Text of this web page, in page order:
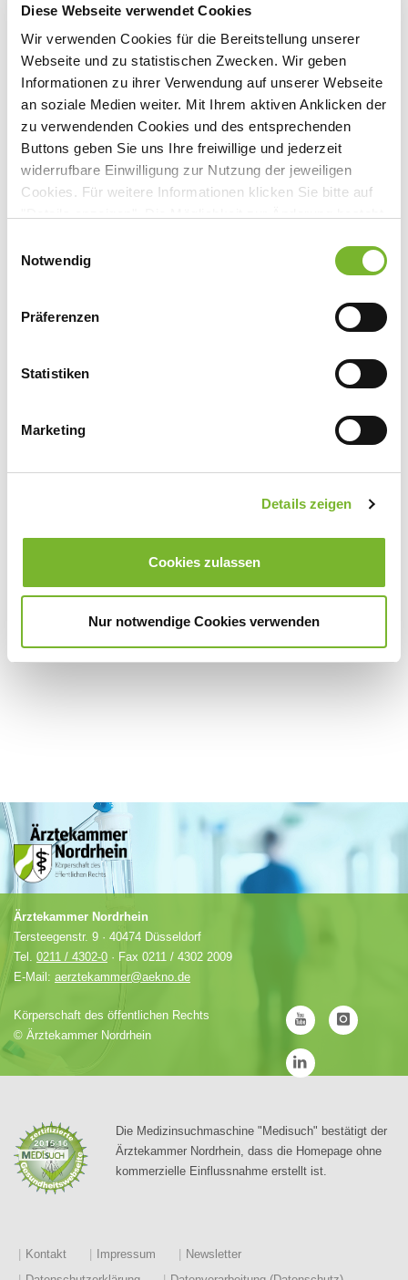
Diese Webseite verwendet Cookies
Wir verwenden Cookies für die Bereitstellung unserer
Webseite und zu statistischen Zwecken. Wir geben
Informationen zu ihrer Verwendung auf unserer Webseite
an soziale Medien weiter. Mit Ihrem aktiven Anklicken der
zu verwendenden Cookies und des entsprechenden
Buttons geben Sie uns Ihre freiwillige und jederzeit
widerrufbare Einwilligung zur Nutzung der jeweiligen
Cookies. Für weitere Informationen klicken Sie bitte auf
Datenschutzerklärung
Notwendig
Präferenzen
Statistiken
Marketing
Details zeigen
Cookies zulassen
Nur notwendige Cookies verwenden
von 36,00 - 499,00 Euro
https://www.SpringerMedizin.de
Europaplatz 3, 69115 Heidelberg
Springer Medizin Verlag GmbH
69115 Heidelberg
Mail:kundenservice@springermedizin.de
Für weitere Informationen wenden Sie sich bitte direkt an den jeweiligen
Ärztekammer Nordrhein
Tersteegenstr. 9 · 40474 Düsseldorf
Tel. 0211 / 4302-0 · Fax 0211 / 4302 2009
E-Mail: aerztekammer@aekno.de
Körperschaft des öffentlichen Rechts
© Ärztekammer Nordrhein
Die Medizinsuchmaschine "Medisuch" bestätigt der
Ärztekammer Nordrhein, dass die Homepage ohne
kommerzielle Einflussnahme erstellt ist.
Kontakt Impressum
Newsletter